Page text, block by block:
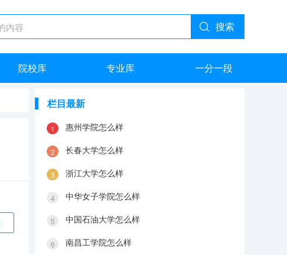
搜索
院校库 专业库 一分一段
栏目最新
惠州学院怎么样
长春大学怎么样
浙江大学怎么样
中华女子学院怎么样
中国石油大学怎么样
南昌工学院怎么样